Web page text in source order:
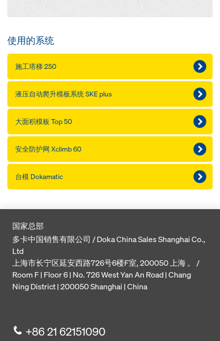
使用的系统
施工塔梯 250
液压自动爬升模板系统 SKE plus
大面积模板 Top 50
安全防护网 Xclimb 60
台模 Dokamatic
国家总部
多卡中国销售有限公司 / Doka China Sales Shanghai Co.,
Ltd
上海市长宁区延安西路726号6楼F室, 200050 上海 。 /
Room F | Floor 6 | No. 726 West Yan An Road | Chang
Ning District | 200050 Shanghai | China
+86 21 62151090